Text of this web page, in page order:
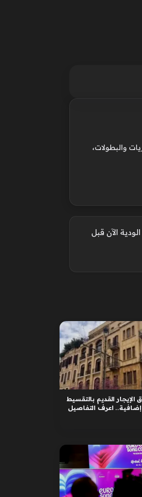
والبطولات،
الآن قبل
القديم بالتقسيط
اعرف التفاصيل